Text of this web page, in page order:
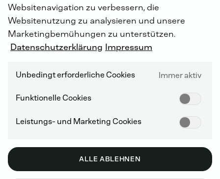
NEUE ORGANISATIONSSTRUKTUR: BUSINESS
UNITS
Organisationsstruktur mit fünf eigenständigen
Durch die Erschließung neuer Märkte – wie der
unterscheiden sich die Anforderungen der einzelnen
DEUTZ-Geschäfte zunehmend. Hier setzt die neue
Websitenavigation zu verbessern, die
Websitenutzung zu analysieren und unsere
Marketingbemühungen zu unterstützen.
Datenschutzerklärung Impressum
Unbedingt erforderliche Cookies Immer aktiv
Funktionelle Cookies
Leistungs- und Marketing Cookies
ALLE ABLEHNEN